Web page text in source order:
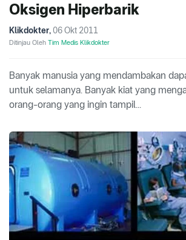
Oksigen Hiperbarik
Klikdokter, 06 Okt 2011
Ditinjau Oleh Tim Medis Klikdokter
Banyak manusia yang mendambakan
untuk selamanya. Banyak kiat yang
orang-orang yang ingin tampil...